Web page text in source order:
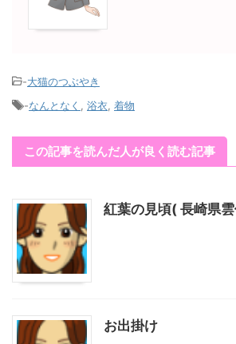
-大猫のつぶやき
-なんとなく 浴衣 着物
この記事を読んだ人が良く読む記事
紅葉の見頃( 長崎県
お出掛け